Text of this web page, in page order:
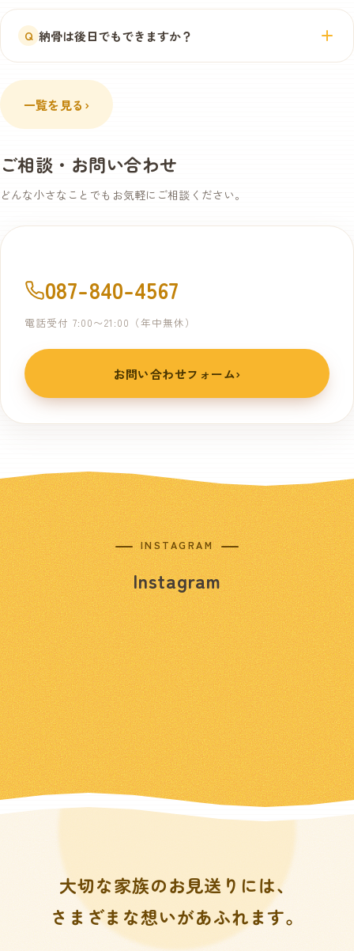
個別火葬の場合、骨上げの後にご自宅へお持ち帰りいた
だけます。持ち帰り用のご骨壷やお供え商品もご用意し
Q 納骨は後日でもできますか？
の整理がついてから納骨される方も多くいらっしゃいま
す。お時間に決まりはありません。
一覧を見る ›
ご相談・お問い合わせ
どんな小さなことでもお気軽にご相談ください。
087-840-4567
電話受付 7:00〜21:00（年中無休）
お問い合わせフォーム›
INSTAGRAM
Instagram
大切な家族のお見送りには、
さまざまな想いがあふれます。